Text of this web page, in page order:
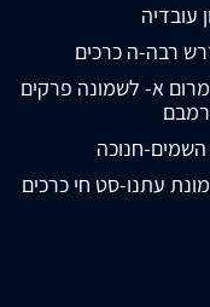
עובדיה
רבה-ה כרכים
א- לשמונה פרקים
חנוכה
עתנו-סט חי כרכים